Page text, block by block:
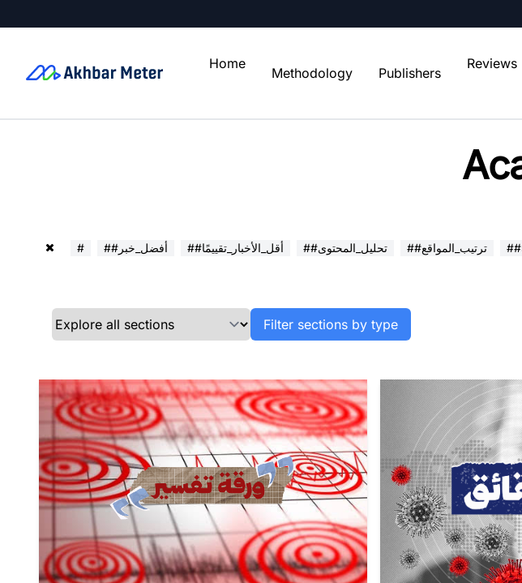
Home
Methodology Publishers
Reviews
# ##أفضل_خبر ##أقل_الأخبار_تقييمًا ##تحليل_المحتوى ##ترتيب_المواقع
Filter sections by type